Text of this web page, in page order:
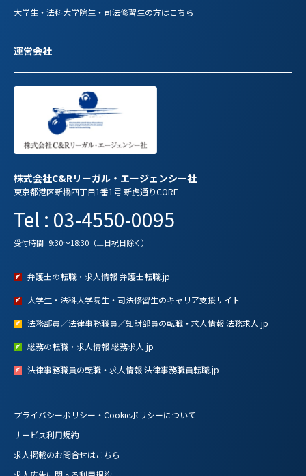
大学生・法科大学院生・司法修習生の方はこちら
運営会社
株式会社C&Rリーガル・エージェンシー社
東京都港区新橋四丁目1番1号 新虎通りCORE
Tel : 03-4550-0095
受付時間 : 9:30～18:30（土日祝日除く）
弁護士の転職・求人情報 弁護士転職.jp
大学生・法科大学院生・司法修習生のキャリア支援サイト
法務部員／法律事務職員／知財部員の転職・求人情報 法務求人.jp
総務の転職・求人情報 総務求人.jp
法律事務職員の転職・求人情報 法律事務職員転職.jp
プライバシーポリシー・Cookieポリシーについて
サービス利用規約
求人掲載のお問合せはこちら